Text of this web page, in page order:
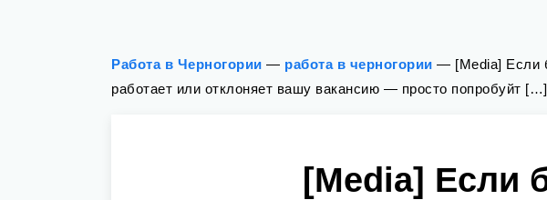
Работа в Черногории — работа в черногории — [Media] Если
работает или отклоняет вашу вакансию — просто попробуйт […]
[Media] Если